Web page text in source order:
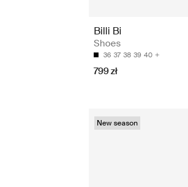
Billi Bi
Shoes
36 37 38 39 40
799 zł
New season